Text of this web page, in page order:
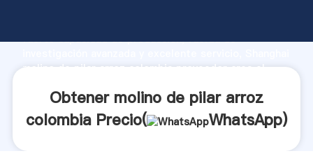
fuerte capacidad de producción, fuerza de
molino de pilar arroz colombia proveedor crea el
Obtener molino de pilar arroz
colombia Precio(
WhatsApp)